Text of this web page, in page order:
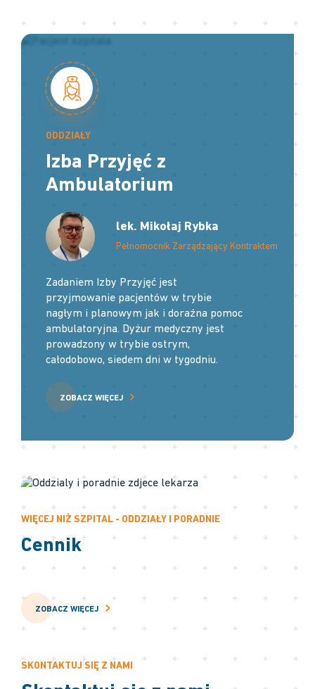
Zadaniem Izby Przyjęć jest
przyjmowanie pacjentów w trybie
nagłym i planowym jak i doraźna pomoc
ambulatoryjna. Dyżur medyczny jest
prowadzony w trybie ostrym,
całodobowo, siedem dni w tygodniu.
ZOBACZ WIĘCEJ
ODDZIAŁY
Izba Przyjęć z
Ambulatorium
lek. Mikołaj Rybka
Pełnomocnik Zarządzający Kontraktem
WIĘCEJ NIŻ SZPITAL - ODDZIAŁY I PORADNIE
Cennik
ZOBACZ WIĘCEJ
SKONTAKTUJ SIĘ Z NAMI